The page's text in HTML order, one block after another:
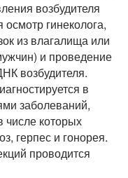
возбудителя
гинеколога,
из влагалища или
и проведение
возбудителя.
в
заболеваний,
которых
герпес и гонорея.
проводится